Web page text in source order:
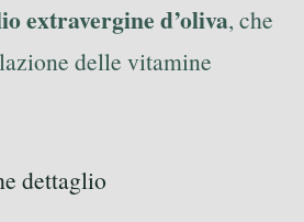
extravergine d’oliva, che
delle vitamine
dettaglio